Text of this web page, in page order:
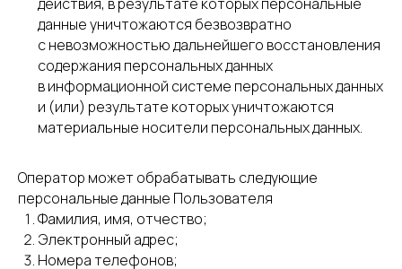
данные уничтожаются безвозвратно
с невозможностью дальнейшего восстановления
содержания персональных данных
в информационной системе персональных данных
и (или) результате которых уничтожаются
материальные носители персональных данных.
Оператор может обрабатывать следующие
персональные данные Пользователя
Фамилия, имя, отчество;
Электронный адрес;
Номера телефонов;